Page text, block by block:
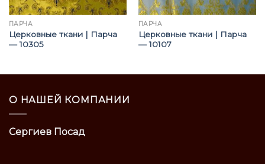
ПАРЧА
Церковные ткани | Парча
— 10305
ПАРЧА
Церковные ткани | Парча
— 10107
О НАШЕЙ КОМПАНИИ
Сергиев Посад